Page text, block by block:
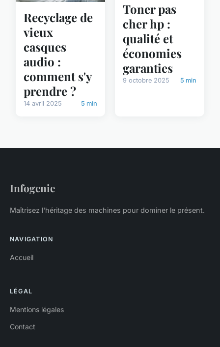
Recyclage de
vieux
casques
audio :
comment s'y
prendre ?
14 avril 2025 5 min
Toner pas
cher hp :
qualité et
économies
garanties
9 octobre 2025 5 min
Infogenie
Maîtrisez l'héritage des machines pour dominer le présent.
NAVIGATION
Accueil
LÉGAL
Mentions légales
Contact